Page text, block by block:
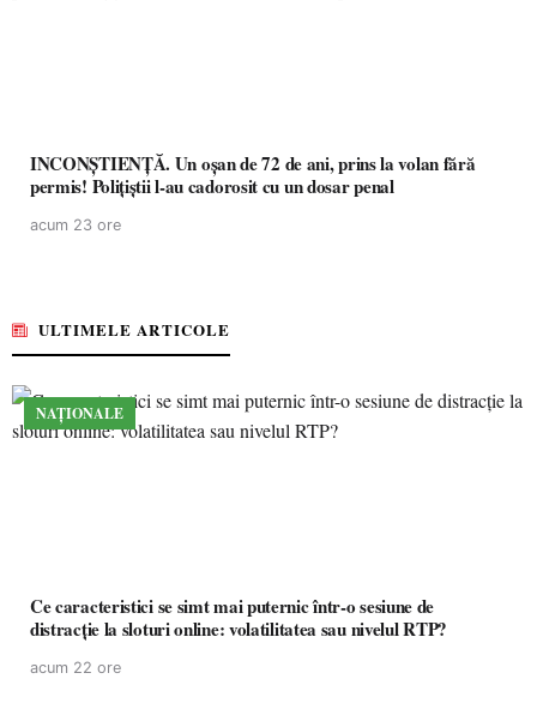
INCONȘTIENȚĂ. Un oșan de 72 de ani, prins la volan fără
permis! Polițiștii l-au cadorosit cu un dosar penal
acum 23 ore
ULTIMELE ARTICOLE
NAȚIONALE
Ce caracteristici se simt mai puternic într-o sesiune de
distracție la sloturi online: volatilitatea sau nivelul RTP?
acum 22 ore